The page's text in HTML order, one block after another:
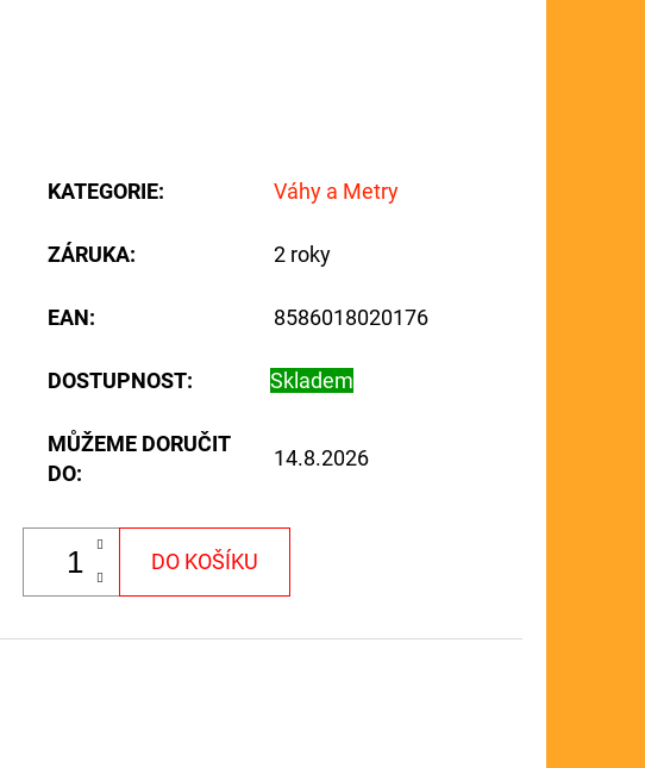
KATEGORIE: Váhy a Metry
ZÁRUKA: 2 roky
EAN: 8586018020176
DOSTUPNOST: Skladem
MŮŽEME DORUČIT
DO:
14.8.2026
DO KOŠÍKU